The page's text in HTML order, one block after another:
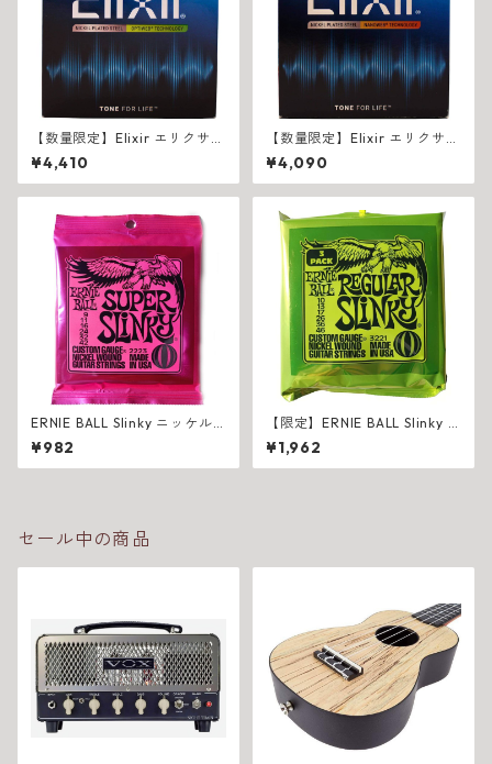
【数量限定】Elixir エリクサー
2セット+1ボーナスセット OP
TIWEB エレキギター弦
¥4,410
【数量限定】Elixir エリクサー
2セット+1ボーナスセット NA
NOWEB エレキギター弦
¥4,090
ERNIE BALL Slinky ニッケル
弦（エレキ用）
¥982
【限定】ERNIE BALL Slinky 3
セットパック エレキギター弦
¥1,962
セール中の商品